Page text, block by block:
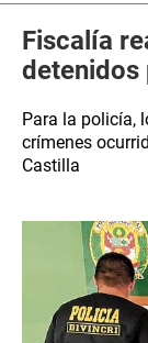
Fiscalía
detenidos
Para la policía,
crímenes
Castilla